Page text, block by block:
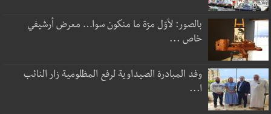
بالصور: لأوّل مرّة ما منكون سوا… معرض أرشيفي
خاص ...
وفد المبادرة الصيداوية لرفع المظلومية زار النائب
ا...